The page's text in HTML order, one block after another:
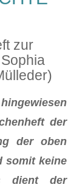
zur
der
der oben
somit keine
dient der